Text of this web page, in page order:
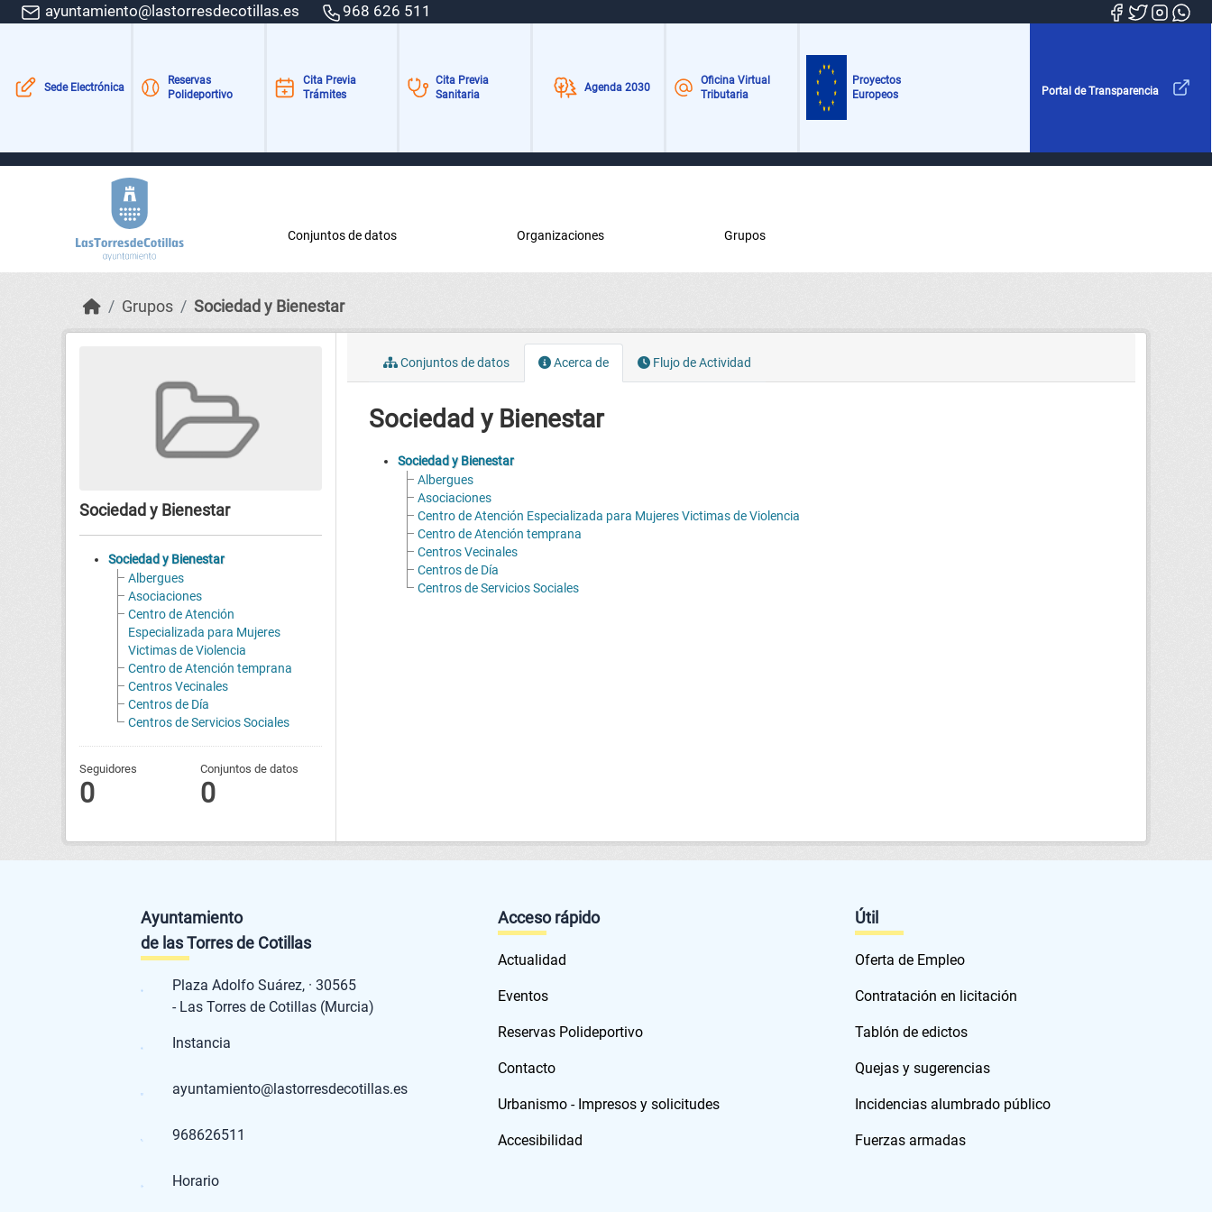
Skip to main content
ayuntamiento@lastorresdecotillas.es 968 626 511
Sede Electrónica
Reservas
Polideportivo
Cita Previa
Trámites
Cita Previa
Sanitaria
Agenda 2030
Oficina Virtual
Tributaria
Proyectos
Europeos
Portal de Transparencia
Conjuntos de datos Organizaciones Grupos
Grupos Sociedad y Bienestar
Sociedad y Bienestar
Sociedad y Bienestar
Albergues
Asociaciones
Centro de Atención
Especializada para Mujeres
Victimas de Violencia
Centro de Atención temprana
Centros Vecinales
Centros de Día
Centros de Servicios Sociales
Seguidores
0
Conjuntos de datos
0
Conjuntos de datos Acerca de Flujo de Actividad
Sociedad y Bienestar
Sociedad y Bienestar
Albergues
Asociaciones
Centro de Atención Especializada para Mujeres Victimas de Violencia
Centro de Atención temprana
Centros Vecinales
Centros de Día
Centros de Servicios Sociales
Ayuntamiento
de las Torres de Cotillas
Plaza Adolfo Suárez, · 30565
- Las Torres de Cotillas (Murcia)
Instancia
ayuntamiento@lastorresdecotillas.es
968626511
Horario
Acceso rápido
Actualidad
Eventos
Reservas Polideportivo
Contacto
Urbanismo - Impresos y solicitudes
Accesibilidad
Útil
Oferta de Empleo
Contratación en licitación
Tablón de edictos
Quejas y sugerencias
Incidencias alumbrado público
Fuerzas armadas